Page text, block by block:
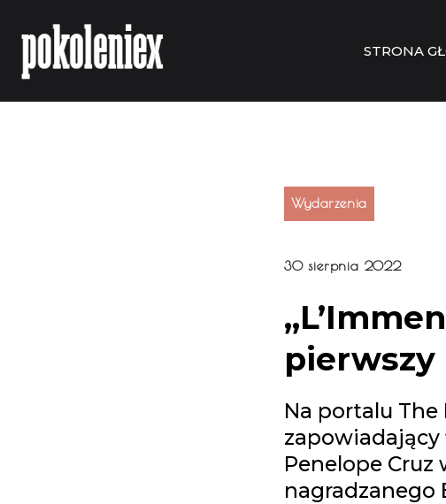
STRONA
Wydarzenia
30 sierpnia 2022
pierwszy
Na portalu The
zapowiadający
Penelope
nagradzanego